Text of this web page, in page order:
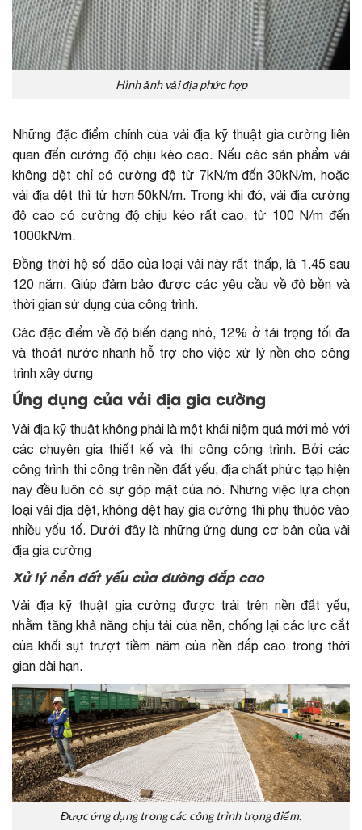
Hình ảnh vải địa phức hợp
Những đặc điểm chính của vải địa kỹ thuật gia cường liên
quan đến cường độ chịu kéo cao. Nếu các sản phẩm vải
không dệt chỉ có cường độ từ 7kN/m đến 30kN/m, hoặc
vải địa dệt thì từ hơn 50kN/m. Trong khi đó, vải địa cường
độ cao có cường độ chịu kéo rất cao, từ 100 N/m đến
1000kN/m.
Đồng thời hệ số dão của loại vải này rất thấp, là 1.45 sau
120 năm. Giúp đảm bảo được các yêu cầu về độ bền và
thời gian sử dụng của công trình.
Các đặc điểm về độ biến dạng nhỏ, 12% ở tải trọng tối đa
và thoát nước nhanh hỗ trợ cho việc xử lý nền cho công
trình xây dựng
Ứng dụng của vải địa gia cường
Vải địa kỹ thuật không phải là một khái niệm quá mới mẻ với
các chuyên gia thiết kế và thi công công trình. Bởi các
công trình thi công trên nền đất yếu, địa chất phức tạp hiện
nay đều luôn có sự góp mặt của nó. Nhưng việc lựa chọn
loại vải địa dệt, không dệt hay gia cường thì phụ thuộc vào
nhiều yếu tố. Dưới đây là những ứng dụng cơ bản của vải
địa gia cường
Xử lý nền đất yếu của đường đắp cao
Vải địa kỹ thuật gia cường được trải trên nền đất yếu,
nhằm tăng khả năng chịu tải của nền, chống lại các lực cắt
của khối sụt trượt tiềm năm của nền đắp cao trong thời
gian dài hạn.
Được ứng dụng trong các công trình trọng điểm.